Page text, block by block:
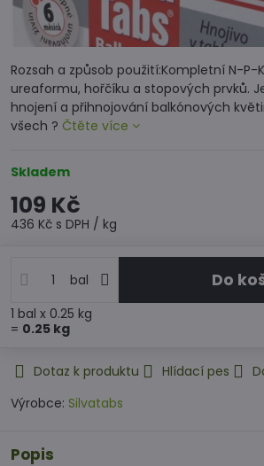
Rozsah a způsob použití:Kompletní N-P-
ureaformu, hořčíku a stopových prvků.
hnojení a přihnojování balkónových
všech ? Čtěte více
Skladem
109 Kč
436 Kč s DPH / kg
bal Do
1 bal x 0.25 kg
= 0.25 kg
Dotaz k produktu Hlídací pes
Výrobce: Silvatabs
Popis